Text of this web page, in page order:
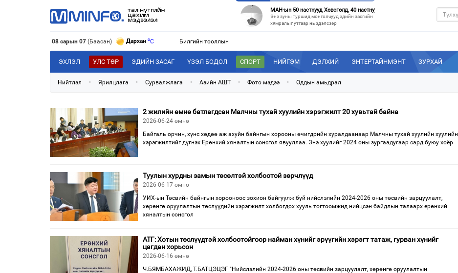
МАН-ын 50 настнууд Хөвсгөлд, 40 настнууд нь Хэнтийд “хуралджээ”
Энэ зуны туршид монголчууд эдийн засгийн
хямралыг утгаар нь эдэлсээр
“С.Зоригийн талбай” болгочих, Хотын дарга аа?
Төв шуудангийн урдах талбайд өнөөдрийг
хүртэл 27 жил байрласан С.Зориг
С.Зориг агсны хөшөө Төв шуудангийн
08 сарын 07 (Баасан) Дархан oC
Эрдэнэт C
Улаанбаатар C
Билгийн тооллын
ЭХЛЭЛ УЛС ТӨР ЭДИЙН ЗАСАГ ҮЗЭЛ БОДОЛ СПОРТ НИЙГЭМ ДЭЛХИЙ ЭНТЕРТАЙНМЭНТ ЗУРХАЙ
Нийтлэл • Ярилцлага • Сурвалжлага • Азийн АШТ • Фото мэдээ • Оддын амьдрал
2 жилийн өмнө батлагдсан Малчны тухай хуулийн хэрэгжилт 20 хувьтай байна
2026-06-24 өмнө
Байгаль орчин, хүнс хөдөө аж ахуйн байнгын хорооны өчигдрийн хуралдаанаар Малчны тухай хуулийн хуулийн
хэрэгжилтийг дүгнэх Ерөнхий хяналтын сонсгол явууллаа. Энэ хуулийг 2024 оны зургаадугаар сард буюу хоёр
Туулын хурдны замын төсөлтэй холбоотой зөрчлүүд
2026-06-17 өмнө
УИХ-ын Төсвийн байнгын хорооноос зохион байгуулж буй нийслэлийн 2024-2026 оны төсвийн зарцуулалт,
хөрөнгө оруулалтын төслүүдийн хэрэгжилт холбогдох хууль тогтоомжид нийцсэн байдлын талаарх ерөнхий
хяналтын сонсгол
АТГ: Хотын төслүүдтэй холбоотойгоор найман хүнийг эрүүгийн хэрэгт татаж, гурван хүнийг
цагдан хорьсон
2026-06-16 өмнө
Ч.БЯМБАХАЖИД, Т.БАТЦЭЦЭГ "Нийслэлийн 2024-2026 оны төсвийн зарцуулалт, хөрөнгө оруулалтын